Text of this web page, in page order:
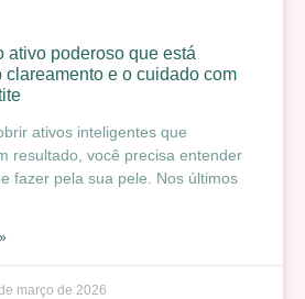
ativo poderoso que está
clareamento e o cuidado com
ativos inteligentes que
resultado, você precisa entender
fazer pela sua pele. Nos últimos
março de 2026